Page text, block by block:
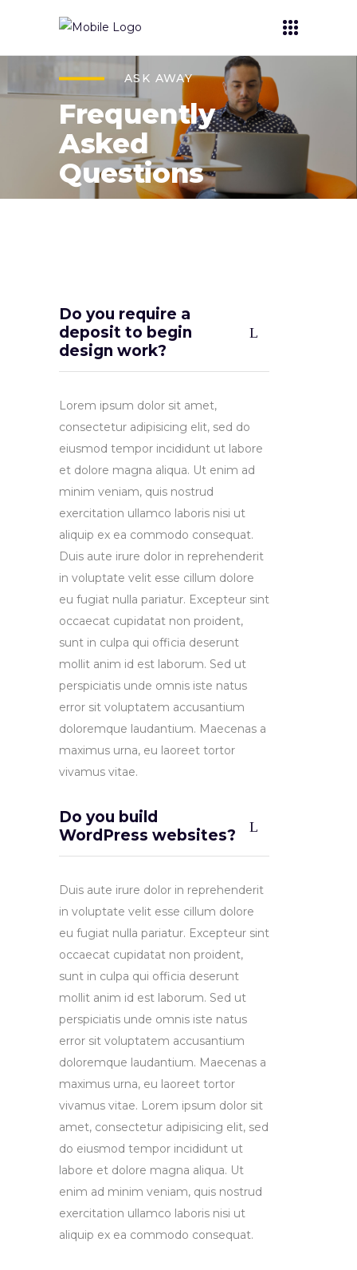
ASK AWAY
Frequently
Asked
Questions
Do you require a
deposit to begin
design work?
Lorem ipsum dolor sit amet,
consectetur adipisicing elit, sed do
eiusmod tempor incididunt ut labore
et dolore magna aliqua. Ut enim ad
minim veniam, quis nostrud
exercitation ullamco laboris nisi ut
aliquip ex ea commodo consequat.
Duis aute irure dolor in reprehenderit
in voluptate velit esse cillum dolore
eu fugiat nulla pariatur. Excepteur sint
occaecat cupidatat non proident,
sunt in culpa qui officia deserunt
mollit anim id est laborum. Sed ut
perspiciatis unde omnis iste natus
error sit voluptatem accusantium
doloremque laudantium. Maecenas a
maximus urna, eu laoreet tortor
vivamus vitae.
Do you build
WordPress websites?
Duis aute irure dolor in reprehenderit
in voluptate velit esse cillum dolore
eu fugiat nulla pariatur. Excepteur sint
occaecat cupidatat non proident,
sunt in culpa qui officia deserunt
mollit anim id est laborum. Sed ut
perspiciatis unde omnis iste natus
error sit voluptatem accusantium
doloremque laudantium. Maecenas a
maximus urna, eu laoreet tortor
vivamus vitae. Lorem ipsum dolor sit
amet, consectetur adipisicing elit, sed
do eiusmod tempor incididunt ut
labore et dolore magna aliqua. Ut
enim ad minim veniam, quis nostrud
exercitation ullamco laboris nisi ut
aliquip ex ea commodo consequat.